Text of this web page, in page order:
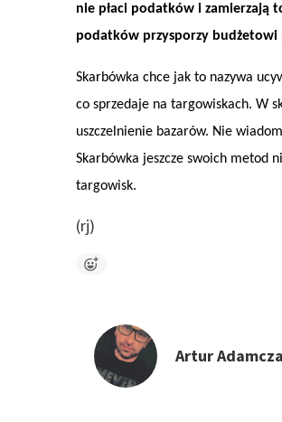
nie płaci podatków i zamierzają
podatków przysporzy budżetowi
Skarbówka chce jak to nazywa
co sprzedaje na targowiskach. W
uszczelnienie bazarów. Nie
Skarbówka jeszcze swoich metod
targowisk.
(rj)
Artur